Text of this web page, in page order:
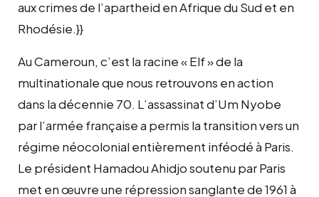
aux crimes de l’apartheid en Afrique du Sud et en
Rhodésie.}}
Au Cameroun, c’est la racine « Elf » de la
multinationale que nous retrouvons en action
dans la décennie 70. L’assassinat d’Um Nyobe
par l’armée française a permis la transition vers un
régime néocolonial entièrement inféodé à Paris.
Le président Hamadou Ahidjo soutenu par Paris
met en œuvre une répression sanglante de 1961 à